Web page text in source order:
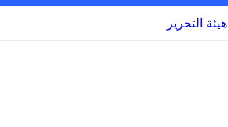
هيئة التحرير